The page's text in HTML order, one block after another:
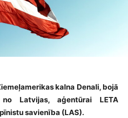
kalna Denali, bojā
Latvijas, aģentūrai LETA
savienība (LAS).